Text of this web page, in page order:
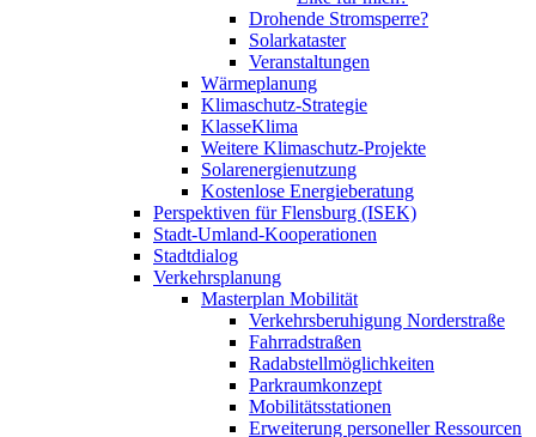
Drohende Stromsperre?
Solarkataster
Veranstaltungen
Wärmeplanung
Klimaschutz-Strategie
KlasseKlima
Weitere Klimaschutz-Projekte
Solarenergienutzung
Kostenlose Energieberatung
Perspektiven für Flensburg (ISEK)
Stadt-Umland-Kooperationen
Stadtdialog
Verkehrsplanung
Masterplan Mobilität
Verkehrsberuhigung Norderstraße
Fahrradstraßen
Radabstellmöglichkeiten
Parkraumkonzept
Mobilitätsstationen
Erweiterung personeller Ressourcen